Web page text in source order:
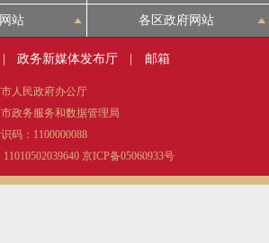
站 各区政府网站
政务新媒体发布厅 邮箱
人民政府办公厅
政务服务和数据管理局
码：1100000088
京ICP备05060933号